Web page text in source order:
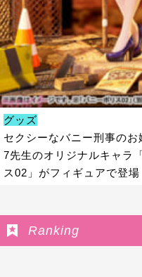
グッズ
セクシーなバニー刑事の
7先生のオリジナルキャラ
ス02」がフィギュアで登場
Ranking